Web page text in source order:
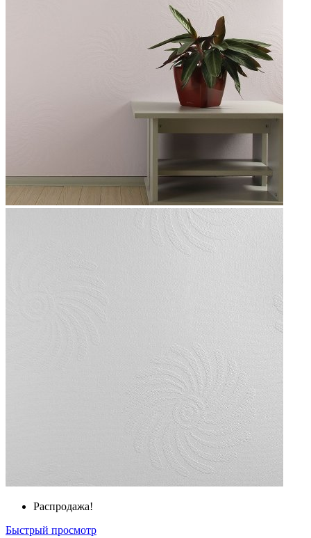
Распродажа!
Быстрый просмотр